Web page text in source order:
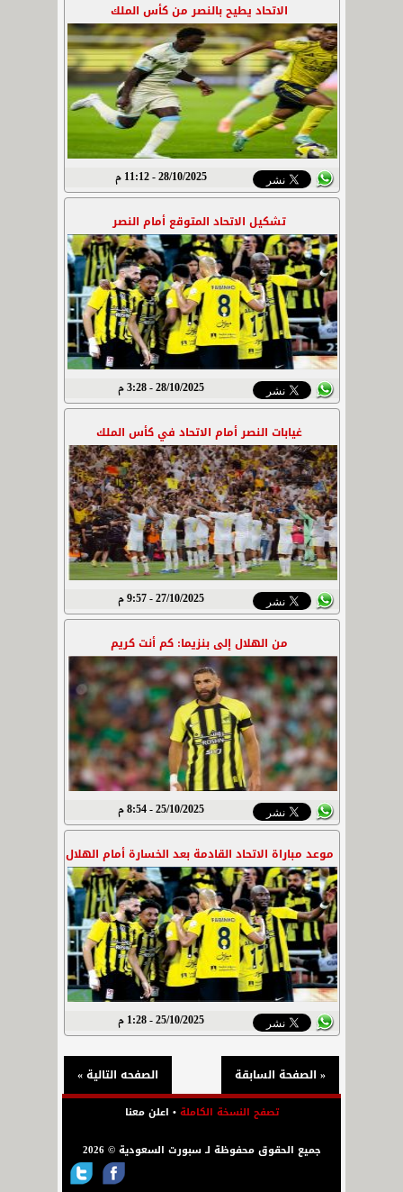
الاتحاد يطيح بالنصر من كأس الملك
28/10/2025 - 11:12 م
تشكيل الاتحاد المتوقع أمام النصر
28/10/2025 - 3:28 م
غيابات النصر أمام الاتحاد في كأس الملك
27/10/2025 - 9:57 م
من الهلال إلى بنزيما: كم أنت كريم
25/10/2025 - 8:54 م
موعد مباراة الاتحاد القادمة بعد الخسارة أمام الهلال
25/10/2025 - 1:28 م
الصفحه التالية » « الصفحة السابقة
تصفح النسخة الكاملة• اعلن معنا
جميع الحقوق محفوظة لـ سبورت السعودية © 2026